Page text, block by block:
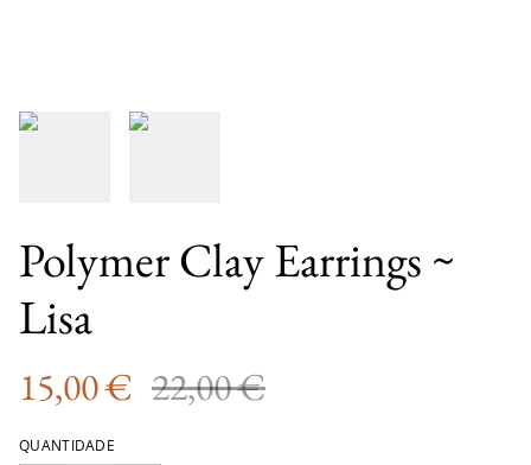
Polymer Clay Earrings ~
Lisa
15,00 € 22,00 €
QUANTIDADE